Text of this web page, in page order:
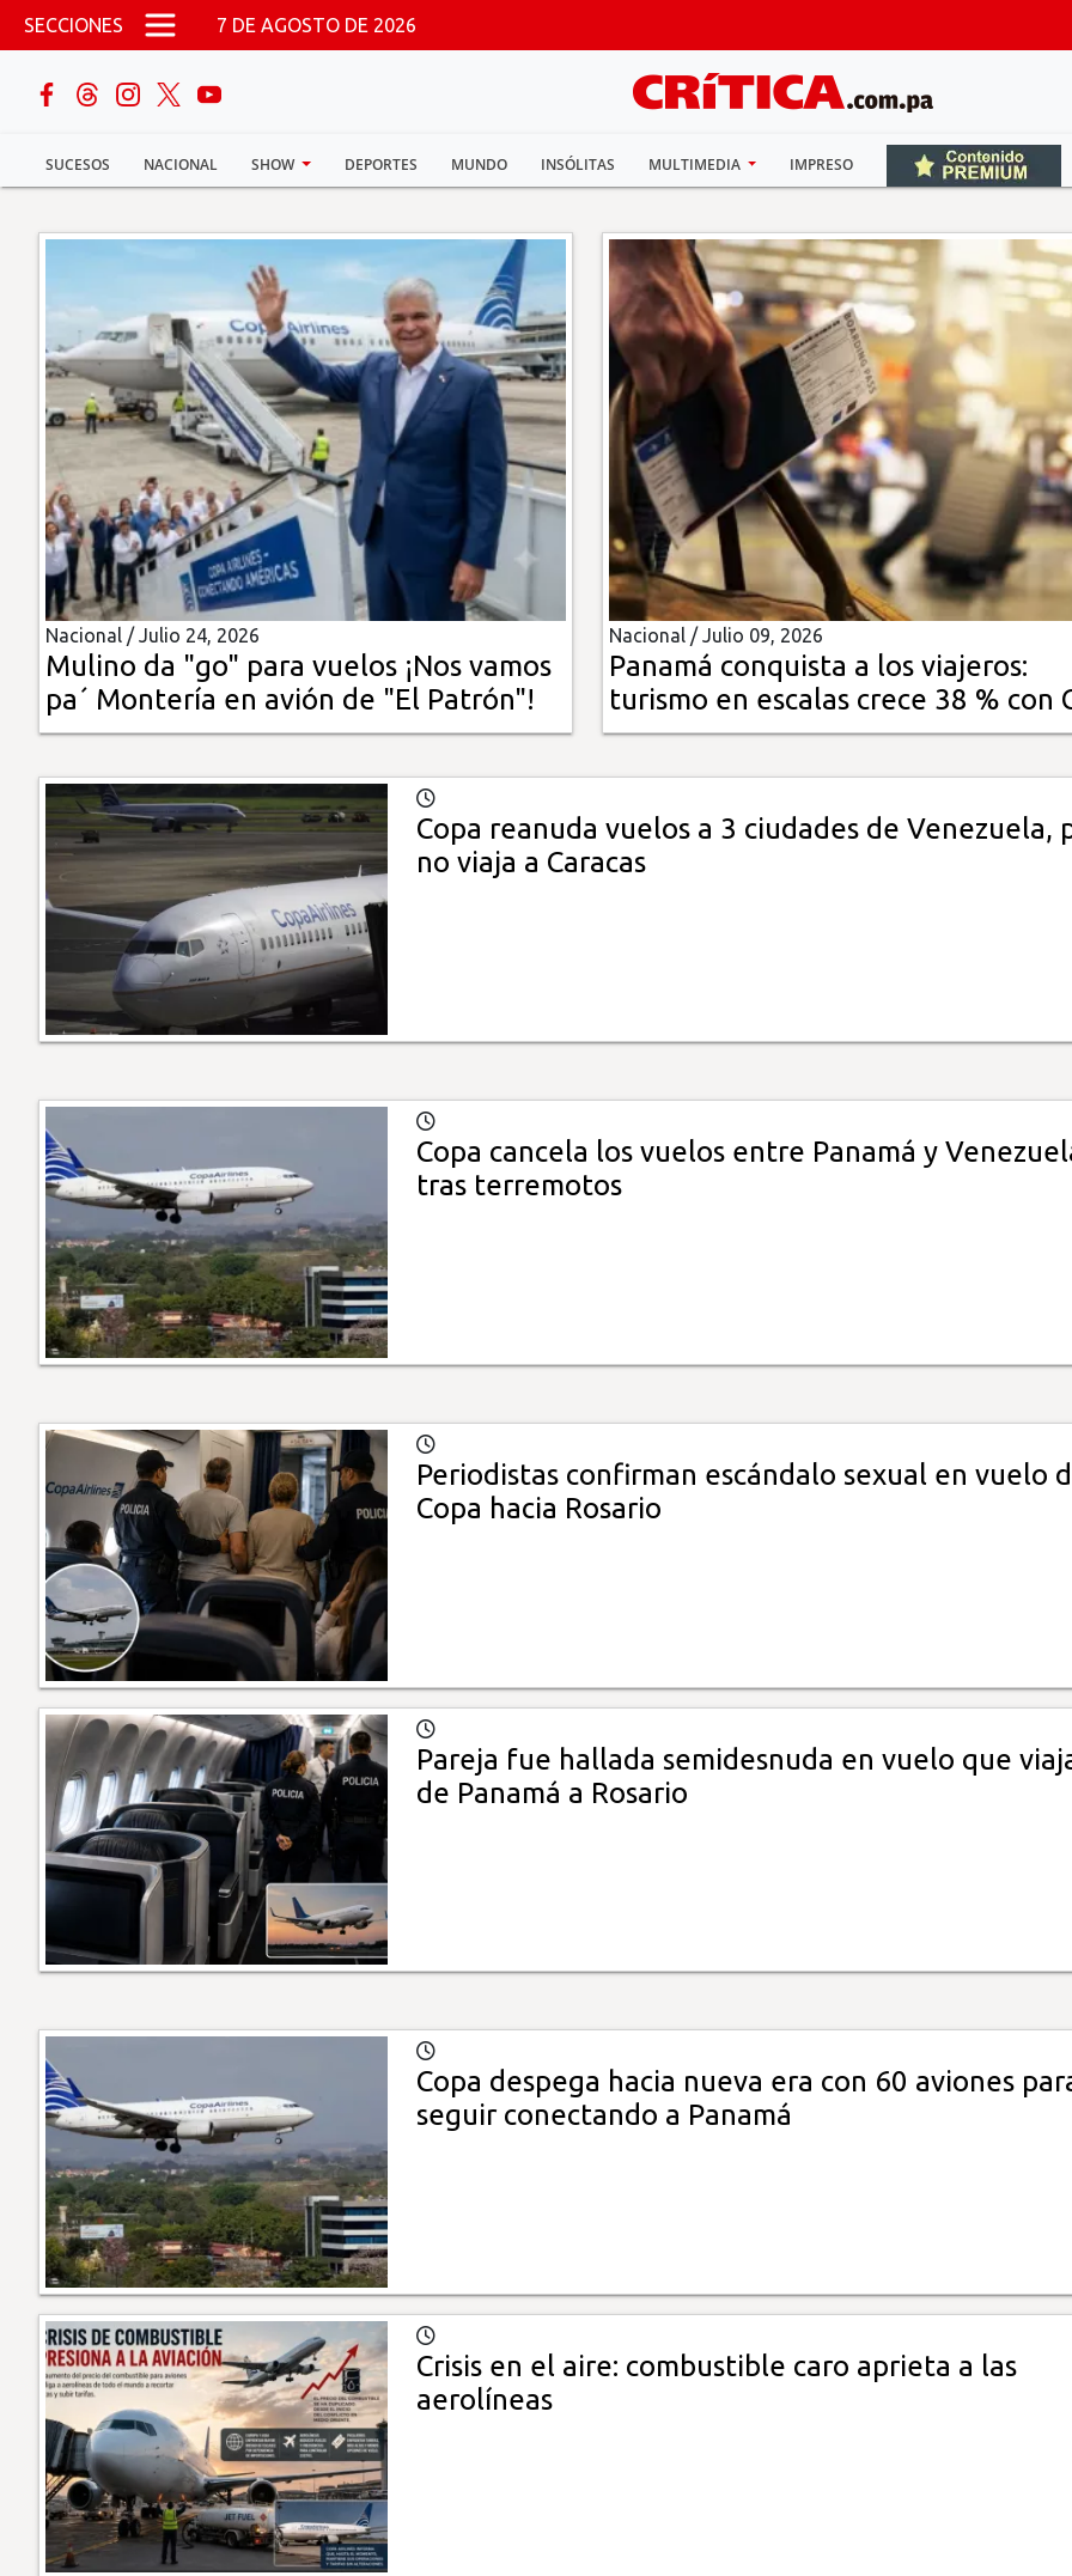
Pasar al contenido principal
SECCIONES 7 DE AGOSTO DE 2026
SUCESOS NACIONAL SHOW DEPORTES MUNDO INSÓLITAS MULTIMEDIA IMPRESO
buscar
Sucesos
Nacional
Política
Show
Deportes
Mundo
Insólitas
Multimedia
Impreso
Nacional /Julio 24, 2026
Mulino da "go" para vuelos ¡Nos vamos
pa´ Montería en avión de "El Patrón"!
Nacional /Julio 09, 2026
Panamá conquista a los viajeros:
turismo en escalas crece 38 % con
Copa reanuda vuelos a 3 ciudades de Venezuela,
no viaja a Caracas
Copa cancela los vuelos entre Panamá y
tras terremotos
Periodistas confirman escándalo sexual en vuelo
Copa hacia Rosario
Pareja fue hallada semidesnuda en vuelo que
de Panamá a Rosario
Copa despega hacia nueva era con 60 aviones
seguir conectando a Panamá
Crisis en el aire: combustible caro aprieta a las
aerolíneas